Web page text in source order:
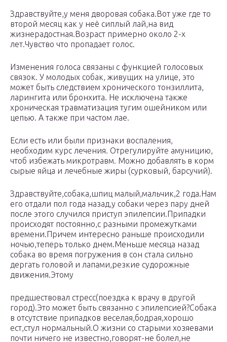
Здравствуйте,у меня дворовая собака.Вот уже где то
второй месяц как у неё сиплый лай,на вид
жизнерадостная.Возраст примерно около 2-х
лет.Чувство что пропадает голос.
Изменения голоса связаны с функцией голосовых
связок. У молодых собак, живущих на улице, это
может быть следствием хронического тонзиллита,
ларингита или бронхита. Не исключена также
хроническая травматизация тугим ошейником или
цепью. А также при частом лае.
Если есть или были признаки воспаления,
необходим курс лечения. Отрегулируйте амуницию,
чтоб избежать микротравм. Можно добавлять в корм
сырые яйца и лечебные жиры (сурковый, барсучий).
Здравствуйте,собака,шпиц малый,мальчик,2 года.Нам
его отдали пол года назад,у собаки через пару дней
после этого случился приступ эпилепсии.Припадки
происходят постоянно,с разными промежутками
времени.Причем интересно раньше происходили
ночью,теперь только днем.Меньше месяца назад
собака во время погружения в сон стала сильно
дергать головой и лапами,резкие судорожные
движения.Этому
предшествовал стресс(поездка к врачу в другой
город).Это может быть связанно с эпилепсией?Собака
в отсутствие припадков веселая,бодрая,хорошо
ест,стул нормальный.О жизни со старыми хозяевами
почти ничего не известно,говорят-не болел,не